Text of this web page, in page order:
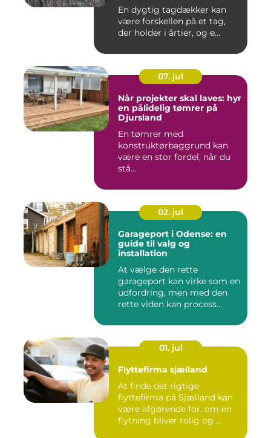
En dygtig tagdækker kan
være forskellen på et tag,
der holder i årtier, og e...
07. jul
Når projekter skal laves: hyr
en pålidelig tømrer på
Djursland
En tømrer med
konstruktørbaggrund kan
være en stor fordel, når du
stå...
02. jul
Garageport i Odense: en
guide til valg og
installation
At vælge den rette
garageport kan virke som en
udfordring, men med den
rette viden kan process...
01. jul
Flyttefirma sjælland
At finde det rigtige
flyttefirma på Sjælland kan
være afgørende for, om en
flytning bliver rolig og ...